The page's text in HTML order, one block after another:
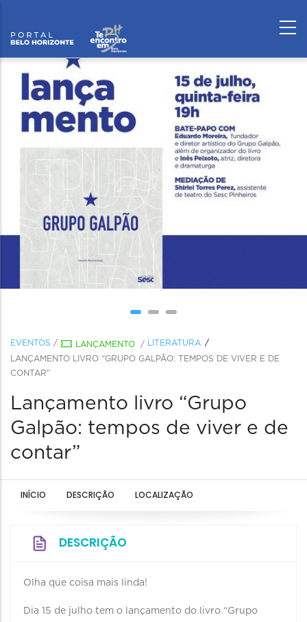
EVENTOS / LANÇAMENTO /
LITERATURA
LANÇAMENTO LIVRO “GRUPO GALPÃO: TEMPOS DE VIVER E DE
CONTAR”
Lançamento livro “Grupo
Galpão: tempos de viver e de
contar”
INÍCIO DESCRIÇÃO LOCALIZAÇÃO
DESCRIÇÃO
Olha que coisa mais linda!
Dia 15 de julho tem o lançamento do livro “Grupo